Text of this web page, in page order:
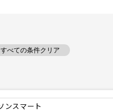
すべての条件クリア